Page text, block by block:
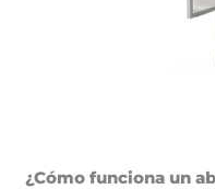
¿Cómo funciona un